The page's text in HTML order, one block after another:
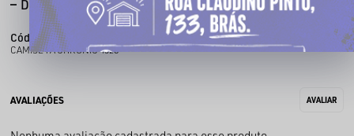
DESCRIÇÃO COMPLETA
Código identificador (SKU):
100432801
CAMISETA CHRONIC 4328